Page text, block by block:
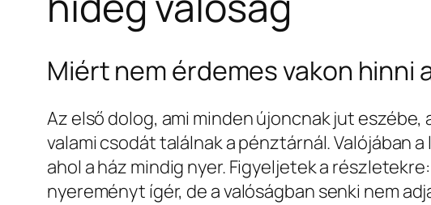
Miért nem érdemes vakon hinni
Az első dolog, ami minden újoncnak jut
valami csodát találnak a pénztárnál. Valójában
ahol a ház mindig nyer. Figyeljetek a
nyereményt ígér, de a valóságban senki nem